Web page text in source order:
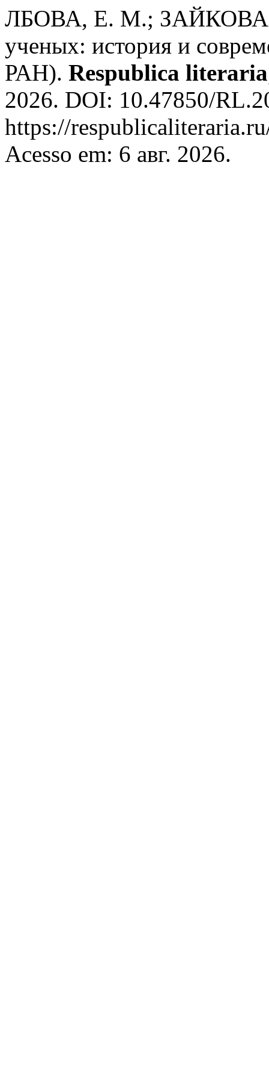
ЛБОВА, Е. М.; ЗАЙКОВА,
ученых: история и
РАН). Respublica literaria
2026. DOI: 10.47850/
https://
Acesso em: 6 авг. 2026.